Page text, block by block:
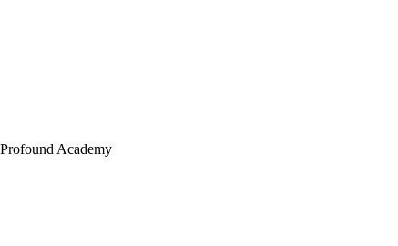
Profound Academy